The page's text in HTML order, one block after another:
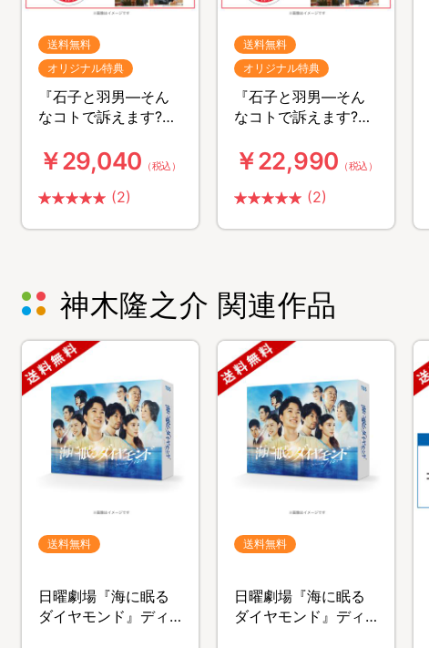
送料無料
オリジナル特典
『石子と羽男―そん
なコトで訴えます?
BOX（TBSオリジナル
特典付き・送料無
料・4枚組）
￥29,040 （税込）
(2)
送料無料
オリジナル特典
『石子と羽男―そん
なコトで訴えます?
BOX（TBSオリジナル
特典付き・送料無
料・7枚組）
￥22,990 （税込）
(2)
神木隆之介 関連作品
送料無料
日曜劇場『海に眠る
ダイヤモンド』ディ
送料無料
日曜劇場『海に眠る
ダイヤモンド』ディ